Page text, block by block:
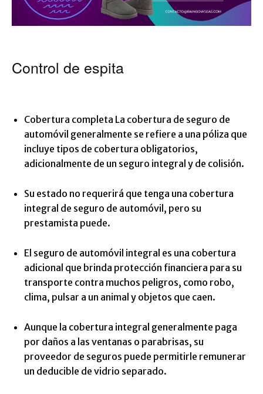
Control de espita
Cobertura completa La cobertura de seguro de
automóvil generalmente se refiere a una póliza que
incluye tipos de cobertura obligatorios,
adicionalmente de un seguro integral y de colisión.
Su estado no requerirá que tenga una cobertura
integral de seguro de automóvil, pero su
prestamista puede.
El seguro de automóvil integral es una cobertura
adicional que brinda protección financiera para su
transporte contra muchos peligros, como robo,
clima, pulsar a un animal y objetos que caen.
Aunque la cobertura integral generalmente paga
por daños a las ventanas o parabrisas, su
proveedor de seguros puede permitirle remunerar
un deducible de vidrio separado.